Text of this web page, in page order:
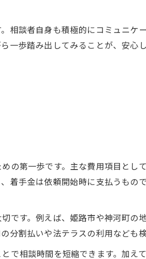
相談者自身も積極的にコミュニケ
一歩踏み出してみることが、安心
の第一歩です。主な費用項目とし
着手金は依頼開始時に支払うもの
です。例えば、姫路市や神河町の
割払いや法テラスの利用なども検
で相談時間を短縮できます。加え